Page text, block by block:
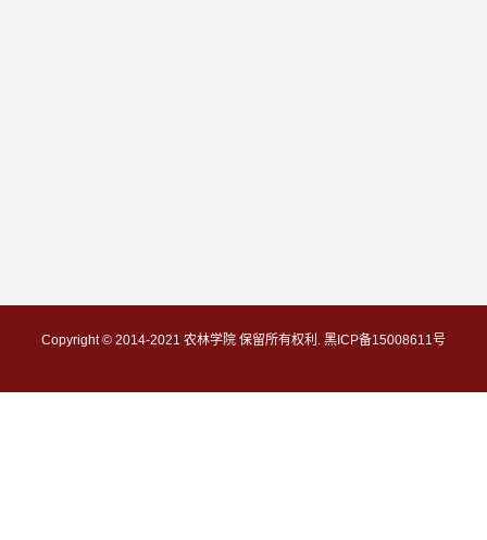
Copyright © 2014-2021 农林学院 保留所有权利. 黑ICP备15008611号